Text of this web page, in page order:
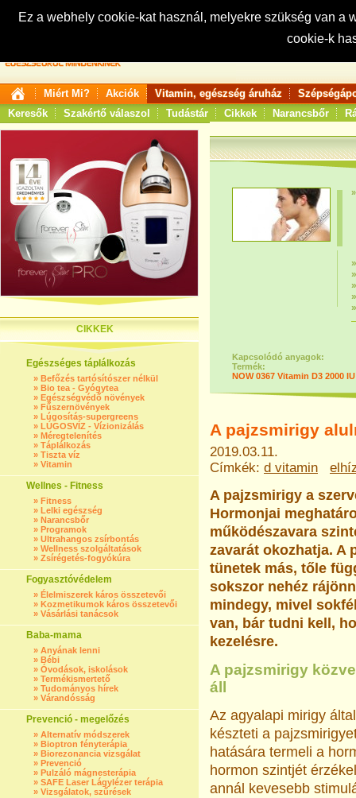
Ez a webhely cookie-kat használ, melyekre szükség van
cookie-k
Keresés:
Miért Mi? Akciók Vitamin, egészség áruház
Keresők
Szakértő válaszol Tudástár Cikkek Narancsbőr
CIKKEK
Egészséges táplálkozás
» Befőzés tartósítószer nélkül
» Bio tea - Gyógytea
» Egészségvédő növények
» Fűszernövények
» Lúgosítás-supergreens
» LÚGOSVÍZ - Vízionizálás
» Méregtelenítés
» Táplálkozás
» Tiszta víz
» Vitamin
Wellnes - Fitness
» Fitness
» Lelki egészség
» Narancsbőr
» Programok
» Ultrahangos zsírbontás
» Wellness szolgáltatások
» Zsírégetés-fogyókúra
Fogyasztóvédelem
» Élelmiszerek káros összetevői
» Kozmetikumok káros összetevői
» Vásárlási tanácsok
Baba-mama
» Anyának lenni
» Bébi
» Óvodások, iskolások
» Termékismertető
» Tudományos hírek
» Várandósság
Prevenció - megelőzés
» Alternatív módszerek
» Bioptron fényterápia
» Biorezonancia vizsgálat
» Prevenció
» Pulzáló mágnesterápia
» SAFE Laser Lágylézer terápia
» Vizsgálatok, szűrések
Kapcsolódó anyagok:
Termék:
NOW 0367 Vitamin D3 2000
A pajzsmirigy
2019.03.11.
Címkék: d vitamin
A pajzsmirigy a
Hormonjai
működészavara
zavarát okozhatja. A
tünetek más, tőle
sokszor nehéz
mindegy, mivel
van, bár tudni kell,
kezelésre.
A pajzsmirigy
áll
Az agyalapi mirigy
készteti a
hatására termeli a
hormon szintjét
annál kevesebb